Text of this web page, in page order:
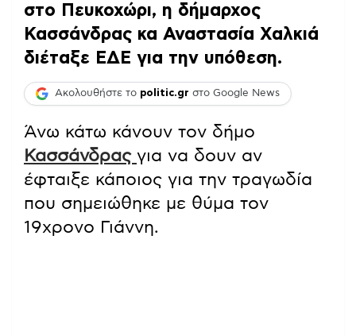
στο Πευκοχώρι, η δήμαρχος
Κασσάνδρας κα Αναστασία Χαλκιά
διέταξε ΕΔΕ για την υπόθεση.
Ακολουθήστε το politic.gr στο Google News
Άνω κάτω κάνουν τον δήμο
Κασσάνδρας για να δουν αν
έφταιξε κάποιος για την τραγωδία
που σημειώθηκε με θύμα τον
19χρονο Γιάννη.